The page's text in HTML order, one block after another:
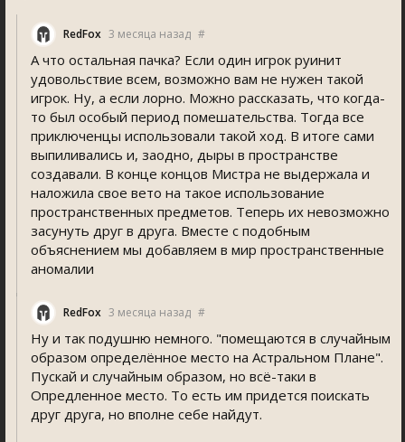
RedFox 3 месяца назад #
А что остальная пачка? Если один игрок руинит
удовольствие всем, возможно вам не нужен такой
игрок. Ну, а если лорно. Можно рассказать, что когда-
то был особый период помешательства. Тогда все
приключенцы использовали такой ход. В итоге сами
выпиливались и, заодно, дыры в пространстве
создавали. В конце концов Мистра не выдержала и
наложила свое вето на такое использование
пространственных предметов. Теперь их невозможно
засунуть друг в друга. Вместе с подобным
объяснением мы добавляем в мир пространственные
аномалии
RedFox 3 месяца назад #
Ну и так подушню немного. "помещаются в случайным
образом определённое место на Астральном Плане".
Пускай и случайным образом, но всё-таки в
Опредленное место. То есть им придется поискать
друг друга, но вполне себе найдут.